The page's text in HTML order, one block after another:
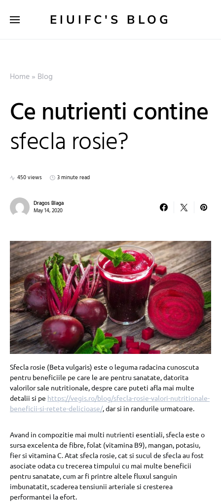
EIUIFC'S BLOG
Home» Blog
Ce nutrienti contine
sfecla rosie?
450 views 3 minute read
Dragos Blaga
May 14, 2020
Sfecla rosie (Beta vulgaris) este o leguma radacina cunoscuta
pentru beneficiile pe care le are pentru sanatate, datorita
valorilor sale nutritionale, despre care puteti afla mai multe
detalii si pe https://vegis.ro/blog/sfecla-rosie-valori-nutritionale-
beneficii-si-retete-delicioase/, dar si in randurile urmatoare.
Avand in compozitie mai multi nutrienti esentiali, sfecla este o
sursa excelenta de fibre, folat (vitamina B9), mangan, potasiu,
fier si vitamina C. Atat sfecla rosie, cat si sucul de sfecla au fost
asociate odata cu trecerea timpului cu mai multe beneficii
pentru sanatate, cum ar fi printre altele fluxul sanguin
imbunatatit, scaderea tensiunii arteriale si cresterea
performantei la efort.